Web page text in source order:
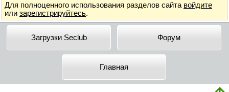
Для полноценного использования разделов сайта войдите
или зарегистрируйтесь.
Загрузки Seclub Форум
Главная